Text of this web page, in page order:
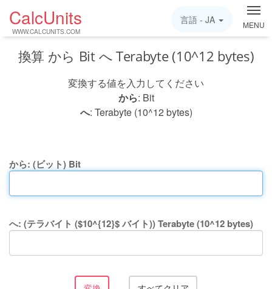
CalcUnits
WWW.CALCUNITS.COM
MENU
言語 - JA
換算 から Bit へ Terabyte (10^12 bytes)
変換する値を入力してください
から: Bit
へ: Terabyte (10^12 bytes)
から: (ビット) Bit
へ: (テラバイト ($10^{12}$ バイト)) Terabyte (10^12 bytes)